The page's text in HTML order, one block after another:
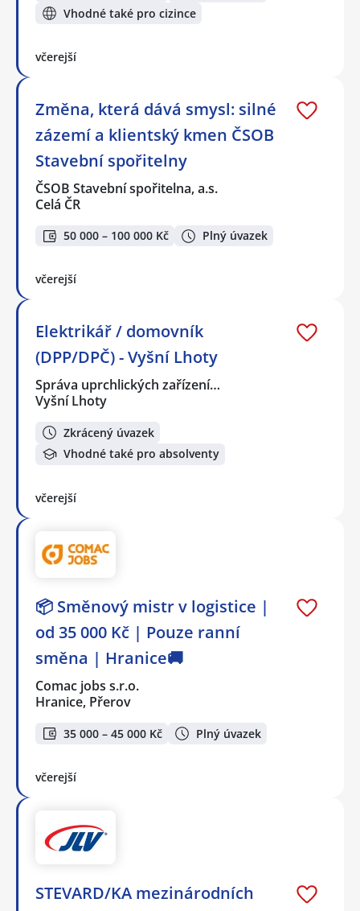
Vhodné také pro cizince
včerejší
Změna, která dává smysl: silné
zázemí a klientský kmen ČSOB
Stavební spořitelny
ČSOB Stavební spořitelna, a.s.
Celá ČR
50 000 – 100 000 Kč Plný úvazek
včerejší
Elektrikář / domovník
(DPP/DPČ) - Vyšní Lhoty
Správa uprchlických zařízení…
Vyšní Lhoty
Zkrácený úvazek
Vhodné také pro absolventy
včerejší
📦 Směnový mistr v logistice |
od 35 000 Kč | Pouze ranní
směna | Hranice🚚
Comac jobs s.r.o.
Hranice, Přerov
35 000 – 45 000 Kč Plný úvazek
včerejší
STEVARD/KA mezinárodních